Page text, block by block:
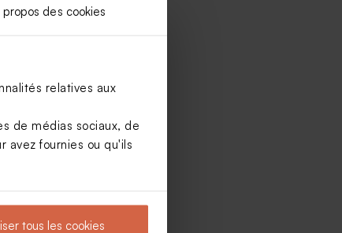
propos des cookies
relatives aux
de médias sociaux, de
avez fournies ou qu'ils
tous les cookies